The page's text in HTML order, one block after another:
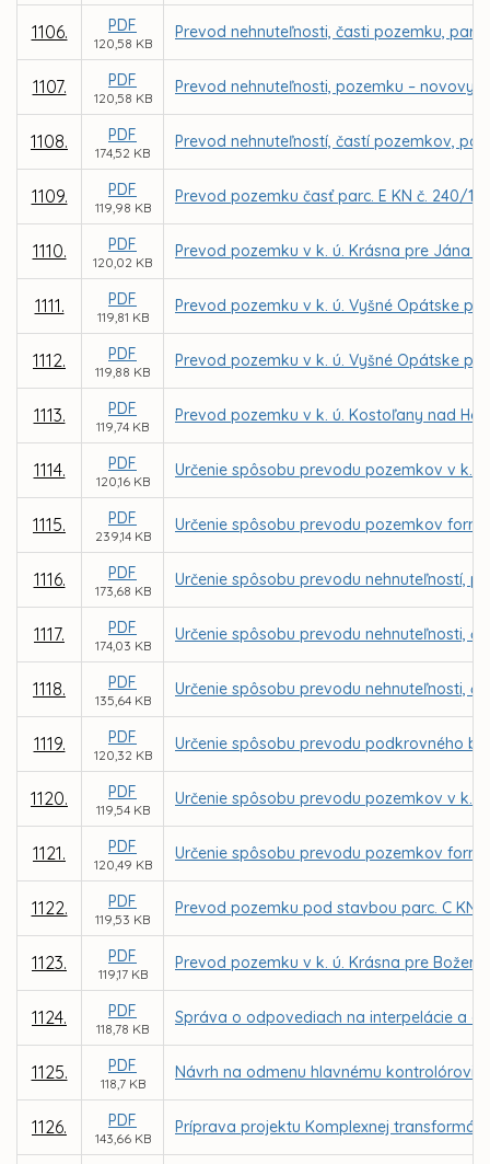
1106. PDF
120,58 KB
Prevod nehnuteľnosti, časti pozemku,
1107. PDF
120,58 KB
Prevod nehnuteľnosti, pozemku –
1108. PDF
174,52 KB
Prevod nehnuteľností, častí pozemkov,
1109. PDF
119,98 KB
Prevod pozemku časť parc. E KN č. 240/
1110. PDF
120,02 KB
Prevod pozemku v k. ú. Krásna pre Jána
1111. PDF
119,81 KB
Prevod pozemku v k. ú. Vyšné Opátske
1112. PDF
119,88 KB
Prevod pozemku v k. ú. Vyšné Opátske
1113. PDF
119,74 KB
Prevod pozemku v k. ú. Kostoľany nad
1114. PDF
120,16 KB
Určenie spôsobu prevodu pozemkov v k.
1115. PDF
239,14 KB
Určenie spôsobu prevodu pozemkov
1116. PDF
173,68 KB
Určenie spôsobu prevodu nehnuteľností,
1117. PDF
174,03 KB
Určenie spôsobu prevodu nehnuteľnosti,
1118. PDF
135,64 KB
Určenie spôsobu prevodu nehnuteľnosti,
1119. PDF
120,32 KB
Určenie spôsobu prevodu podkrovného
1120. PDF
119,54 KB
Určenie spôsobu prevodu pozemkov v k.
1121. PDF
120,49 KB
Určenie spôsobu prevodu pozemkov
1122. PDF
119,53 KB
Prevod pozemku pod stavbou parc. C KN
1123. PDF
119,17 KB
Prevod pozemku v k. ú. Krásna pre
1124. PDF
118,78 KB
Správa o odpovediach na interpelácie a
1125. PDF
118,7 KB
Návrh na odmenu hlavnému kontrolórovi
1126. PDF
143,66 KB
Príprava projektu Komplexnej